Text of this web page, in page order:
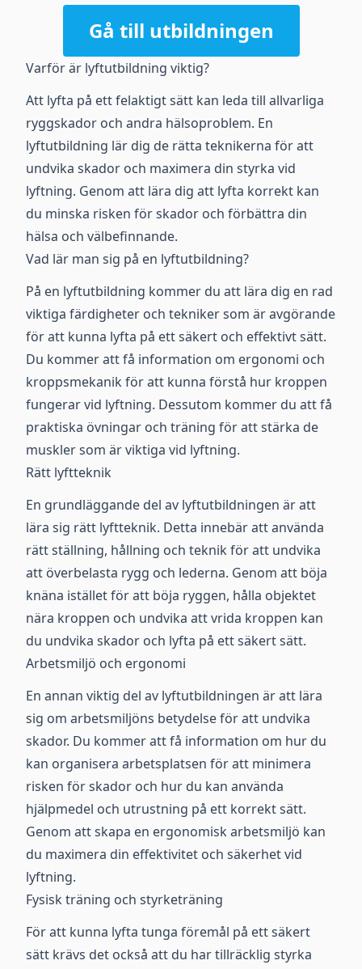
Gå till utbildningen
Varför är lyftutbildning viktig?
Att lyfta på ett felaktigt sätt kan leda till allvarliga
ryggskador och andra hälsoproblem. En
lyftutbildning lär dig de rätta teknikerna för att
undvika skador och maximera din styrka vid
lyftning. Genom att lära dig att lyfta korrekt kan
du minska risken för skador och förbättra din
hälsa och välbefinnande.
Vad lär man sig på en lyftutbildning?
På en lyftutbildning kommer du att lära dig en rad
viktiga färdigheter och tekniker som är avgörande
för att kunna lyfta på ett säkert och effektivt sätt.
Du kommer att få information om ergonomi och
kroppsmekanik för att kunna förstå hur kroppen
fungerar vid lyftning. Dessutom kommer du att få
praktiska övningar och träning för att stärka de
muskler som är viktiga vid lyftning.
Rätt lyftteknik
En grundläggande del av lyftutbildningen är att
lära sig rätt lyftteknik. Detta innebär att använda
rätt ställning, hållning och teknik för att undvika
att överbelasta rygg och lederna. Genom att böja
knäna istället för att böja ryggen, hålla objektet
nära kroppen och undvika att vrida kroppen kan
du undvika skador och lyfta på ett säkert sätt.
Arbetsmiljö och ergonomi
En annan viktig del av lyftutbildningen är att lära
sig om arbetsmiljöns betydelse för att undvika
skador. Du kommer att få information om hur du
kan organisera arbetsplatsen för att minimera
risken för skador och hur du kan använda
hjälpmedel och utrustning på ett korrekt sätt.
Genom att skapa en ergonomisk arbetsmiljö kan
du maximera din effektivitet och säkerhet vid
lyftning.
Fysisk träning och styrketräning
För att kunna lyfta tunga föremål på ett säkert
sätt krävs det också att du har tillräcklig styrka